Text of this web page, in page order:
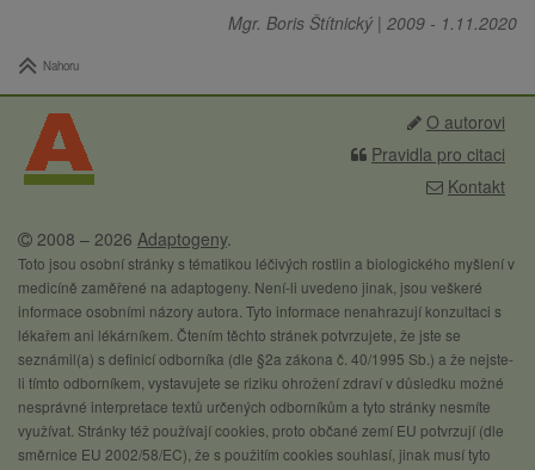
Mgr. Boris Štítnický | 2009 - 1.11.2020
Nahoru
O autorovi
Pravidla pro citaci
Kontakt
2008 – 2026 Adaptogeny.
Toto jsou osobní stránky s tématikou léčivých rostlin a biologického myšlení v
medicíně zaměřené na adaptogeny. Není-li uvedeno jinak, jsou veškeré
informace osobními názory autora. Tyto informace nenahrazují konzultaci s
lékařem ani lékárníkem. Čtením těchto stránek potvrzujete, že jste se
seznámil(a) s definicí odborníka (dle §2a zákona č. 40/1995 Sb.) a že nejste-
li tímto odborníkem, vystavujete se riziku ohrožení zdraví v důsledku možné
nesprávné interpretace textů určených odborníkům a tyto stránky nesmíte
využívat. Stránky též používají cookies, proto občané zemí EU potvrzují (dle
směrnice EU 2002/58/EC), že s použitím cookies souhlasí, jinak musí tyto